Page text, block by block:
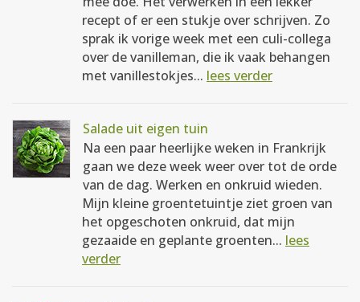
recept of er een stukje over schrijven. Zo
sprak ik vorige week met een culi-collega
over de vanilleman, die ik vaak behangen
met vanillestokjes... lees verder
Salade uit eigen tuin
Na een paar heerlijke weken in Frankrijk
gaan we deze week weer over tot de orde
van de dag. Werken en onkruid wieden.
Mijn kleine groentetuintje ziet groen van
het opgeschoten onkruid, dat mijn
gezaaide en geplante groenten... lees
verder